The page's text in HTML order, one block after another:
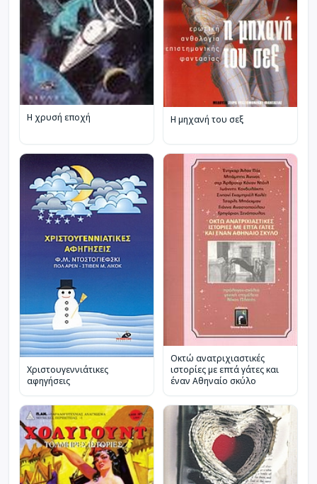
Η χρυσή εποχή Η μηχανή του σεξ
Χριστουγεννιάτικες
αφηγήσεις
Οκτώ ανατριχιαστικές
ιστορίες με επτά γάτες και
έναν Αθηναίο σκύλο